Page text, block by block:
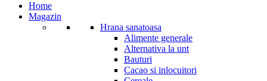
Home
Magazin
Hrana sanatoasa
Alimente generale
Alternativa la unt
Bauturi
Cacao si inlocuitori